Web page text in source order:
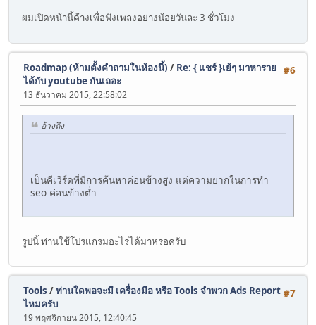
ผมเปิดหน้านี้ค้างเพื่อฟังเพลงอย่างน้อยวันละ 3 ชั่วโมง
#6
Roadmap (ห้ามตั้งคำถามในห้องนี้) / Re: { แชร์ }เย้ๆ มาหาราย
ได้กับ youtube กันเถอะ
13 ธันวาคม 2015, 22:58:02
อ้างถึง
เป็นคีเวิร์ดที่มีการค้นหาค่อนข้างสูง แต่ความยากในการทำ
seo ค่อนข้างตํ่า
รูปนี้ ท่านใช้โปรแกรมอะไรได้มาหรอครับ
#7
Tools /ท่านใดพอจะมี เครื่องมือ หรือ Tools จำพวก Ads Report
ไหมครับ
19 พฤศจิกายน 2015, 12:40:45